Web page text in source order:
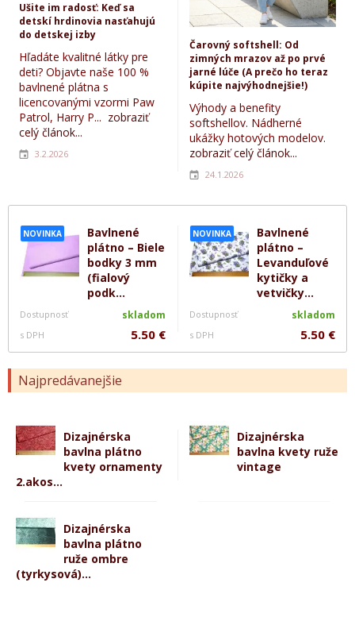
NOVINKA
Bavlnené
plátno – Biele
bodky 3 mm
(fialový
podk...
Dostupnosť skladom
s DPH 5.50 €
NOVINKA
Bavlnené
plátno –
Levanduľové
kytičky a
vetvičky...
Dostupnosť skladom
s DPH 5.50 €
Najpredávanejšie
Dizajnérska
bavlna plátno
kvety ornamenty
2.akos...
Dizajnérska
bavlna kvety ruže
vintage
Dizajnérska
bavlna plátno
ruže ombre
(tyrkysová)...
Ušite im radosť: Keď sa
detskí hrdinovia nasťahujú
do detskej izby
Hľadáte kvalitné látky pre
deti? Objavte naše 100 %
bavlnené plátna s
licencovanými vzormi Paw
Patrol, Harry P... zobraziť
celý článok...
3.2.2026
Čarovný softshell: Od
zimných mrazov až po prvé
jarné lúče (A prečo ho teraz
kúpite najvýhodnejšie!)
Výhody a benefity
softshellov. Nádherné
ukážky hotových modelov.
zobraziť celý článok...
24.1.2026